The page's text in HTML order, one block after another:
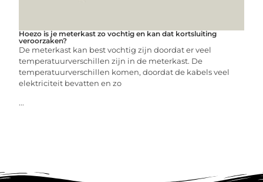
Hoezo is je meterkast zo vochtig en kan dat kortsluiting
veroorzaken?
De meterkast kan best vochtig zijn doordat er veel
temperatuurverschillen zijn in de meterkast. De
temperatuurverschillen komen, doordat de kabels veel
elektriciteit bevatten en zo
...